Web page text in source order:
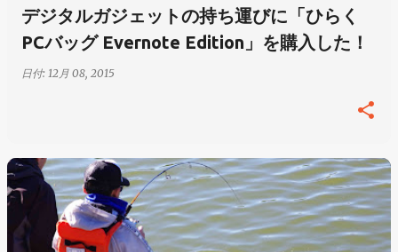
デジタルガジェットの持ち運びに「ひらく
PCバッグ Evernote Edition」を購入した！
日付: 12月 08, 2015